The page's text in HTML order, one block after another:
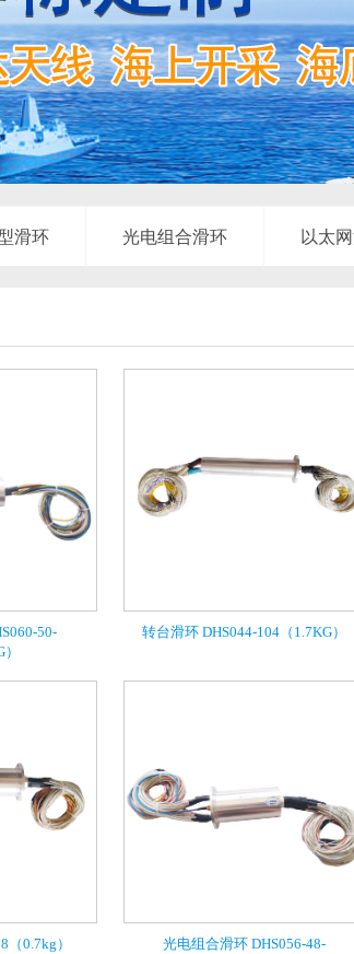
滑环 光电组合滑环 以太
50-
转台滑环 DHS044-104（1.7KG）
（0.7kg）
光电组合滑环 DHS056-48-